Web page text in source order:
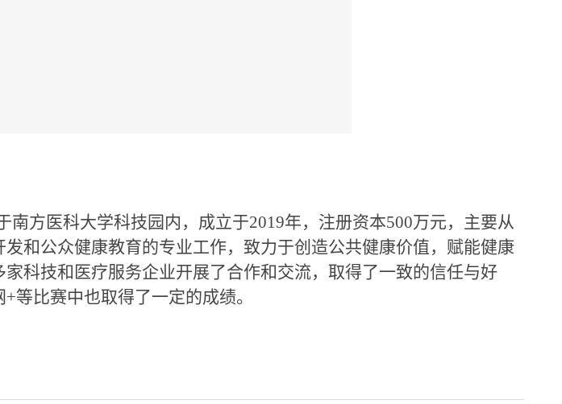
南方医科大学科技园内，成立于2019年，注册资本500万元，主要从
和公众健康教育的专业工作，致力于创造公共健康价值，赋能健康
科技和医疗服务企业开展了合作和交流，取得了一致的信任与好
等比赛中也取得了一定的成绩。